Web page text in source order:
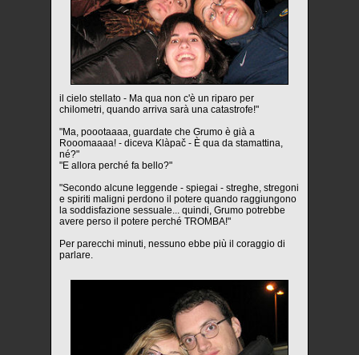
il cielo stellato - Ma qua non c'è un riparo per
chilometri, quando arriva sarà una catastrofe!"
"Ma, poootaaaa, guardate che Grumo è già a
Rooomaaaa! - diceva Klàpač - È qua da stamattina,
né?"
"E allora perché fa bello?"
"Secondo alcune leggende - spiegai - streghe, stregoni
e spiriti maligni perdono il potere quando raggiungono
la soddisfazione sessuale... quindi, Grumo potrebbe
avere perso il potere perché TROMBA!"
Per parecchi minuti, nessuno ebbe più il coraggio di
parlare.